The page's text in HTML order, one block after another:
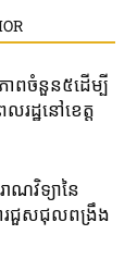
ភាព​ចំនួន​៥​ដើម្បី​
ដ្ឋ​នៅ​ខេត្ត
ាណ​វិទ្យា​នៃ​
រ​ជួសជុល​ពង្រឹង​